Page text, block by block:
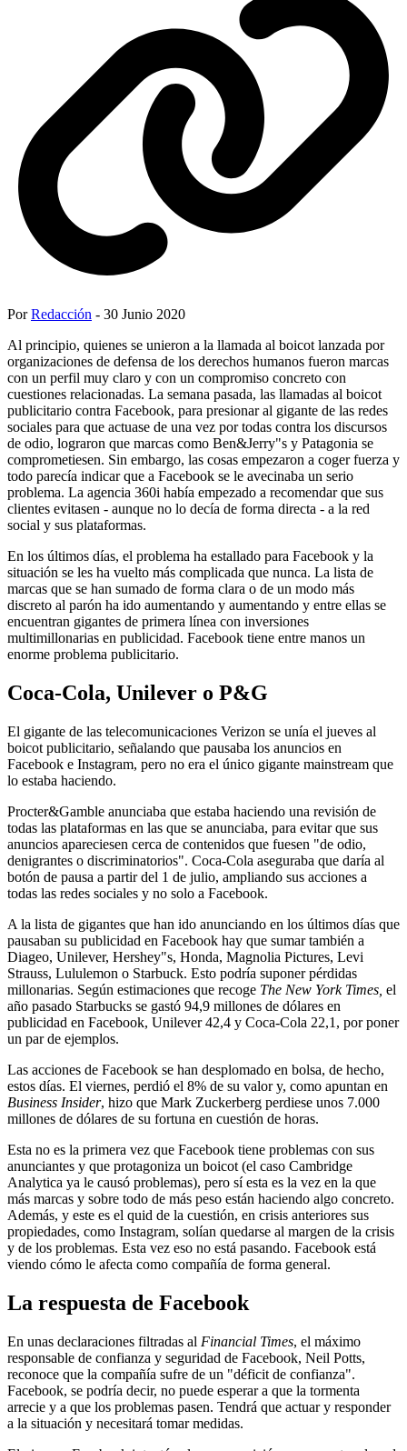
PorRedacción - 30 Junio 2020
Al principio, quienes se unieron a la llamada al boicot lanzada por
organizaciones de defensa de los derechos humanos fueron marcas
con un perfil muy claro y con un compromiso concreto con
cuestiones relacionadas. La semana pasada, las llamadas al boicot
publicitario contra Facebook, para presionar al gigante de las redes
sociales para que actuase de una vez por todas contra los discursos
de odio, lograron que marcas como Ben&Jerry"s y Patagonia se
comprometiesen. Sin embargo, las cosas empezaron a coger fuerza y
todo parecía indicar que a Facebook se le avecinaba un serio
problema. La agencia 360i había empezado a recomendar que sus
clientes evitasen - aunque no lo decía de forma directa - a la red
social y sus plataformas.
En los últimos días, el problema ha estallado para Facebook y la
situación se les ha vuelto más complicada que nunca. La lista de
marcas que se han sumado de forma clara o de un modo más
discreto al parón ha ido aumentando y aumentando y entre ellas se
encuentran gigantes de primera línea con inversiones
multimillonarias en publicidad. Facebook tiene entre manos un
enorme problema publicitario.
Coca-Cola, Unilever o P&G
El gigante de las telecomunicaciones Verizon se unía el jueves al
boicot publicitario, señalando que pausaba los anuncios en
Facebook e Instagram, pero no era el único gigante mainstream que
lo estaba haciendo.
Procter&Gamble anunciaba que estaba haciendo una revisión de
todas las plataformas en las que se anunciaba, para evitar que sus
anuncios apareciesen cerca de contenidos que fuesen "de odio,
denigrantes o discriminatorios". Coca-Cola aseguraba que daría al
botón de pausa a partir del 1 de julio, ampliando sus acciones a
todas las redes sociales y no solo a Facebook.
A la lista de gigantes que han ido anunciando en los últimos días que
pausaban su publicidad en Facebook hay que sumar también a
Diageo, Unilever, Hershey"s, Honda, Magnolia Pictures, Levi
Strauss, Lululemon o Starbuck. Esto podría suponer pérdidas
millonarias. Según estimaciones que recoge The New York Times, el
año pasado Starbucks se gastó 94,9 millones de dólares en
publicidad en Facebook, Unilever 42,4 y Coca-Cola 22,1, por poner
un par de ejemplos.
Las acciones de Facebook se han desplomado en bolsa, de hecho,
estos días. El viernes, perdió el 8% de su valor y, como apuntan en
Business Insider, hizo que Mark Zuckerberg perdiese unos 7.000
millones de dólares de su fortuna en cuestión de horas.
Esta no es la primera vez que Facebook tiene problemas con sus
anunciantes y que protagoniza un boicot (el caso Cambridge
Analytica ya le causó problemas), pero sí esta es la vez en la que
más marcas y sobre todo de más peso están haciendo algo concreto.
Además, y este es el quid de la cuestión, en crisis anteriores sus
propiedades, como Instagram, solían quedarse al margen de la crisis
y de los problemas. Esta vez eso no está pasando. Facebook está
viendo cómo le afecta como compañía de forma general.
La respuesta de Facebook
En unas declaraciones filtradas al Financial Times, el máximo
responsable de confianza y seguridad de Facebook, Neil Potts,
reconoce que la compañía sufre de un "déficit de confianza".
Facebook, se podría decir, no puede esperar a que la tormenta
arrecie y a que los problemas pasen. Tendrá que actuar y responder
a la situación y necesitará tomar medidas.